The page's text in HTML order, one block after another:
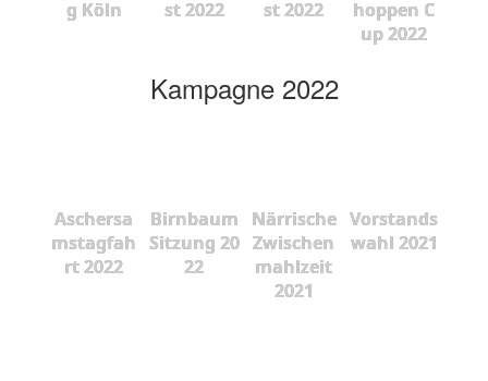
g Köln st 2022 st 2022
hoppen C
up 2022
Kampagne 2022
Aschersa
mstagfah
rt 2022
Birnbaum
Sitzung 20
22
Närrische
Zwischen
mahlzeit
2021
Vorstands
wahl 2021